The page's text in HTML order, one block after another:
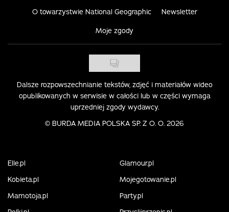
O towarzystwie National Geographic Newsletter
Moje zgody
Dalsze rozpowszechnianie tekstów, zdjęć i materiałów wideo
opublikowanych w serwisie w całości lub w części wymaga
uprzedniej zgody wydawcy.
© BURDA MEDIA POLSKA SP. Z O. O. 2026
Elle.pl
Glamour.pl
Kobieta.pl
Mojegotowanie.pl
Mamotoja.pl
Party.pl